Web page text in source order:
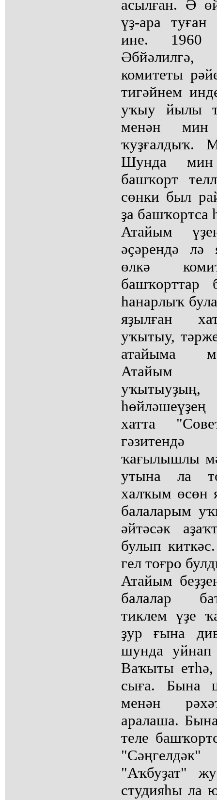
асылған. Ә
үҙ-ара туған
ине. 1960
комитеты
тигәйнем
уҡыу йылы
менән мин
ҡуҙғалдыҡ.
Шунда мин
башҡорт
сөнки был
ҙа башҡортса
Атайым
әҫәрендә лә
өлкә
башҡорттар
һанарлыҡ
яҙылған
уҡытыу,
атайыма
Атайым
уҡытыуҙың,
хатта
ҡағылышлы
утына ла
халҡым өсөн
балаларым
әйтәсәк
булып
гел тоғро
Атайым
балалар
тиклем үҙе
ҙур ғына
шунда уйнап
Ваҡыты
сыға. Бына
менән
аралаша.
теле
"Аҡбуҙат"
студияһы ла